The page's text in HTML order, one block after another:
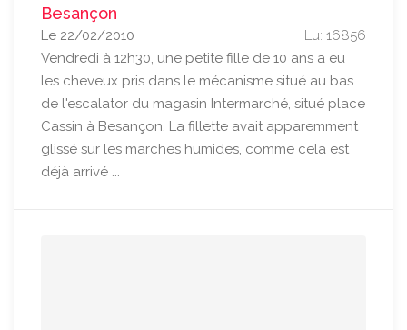
Besançon
Lu: 16856
Le 22/02/2010
Vendredi à 12h30, une petite fille de 10 ans a eu
les cheveux pris dans le mécanisme situé au bas
de l'escalator du magasin Intermarché, situé place
Cassin à Besançon. La fillette avait apparemment
glissé sur les marches humides, comme cela est
déjà arrivé ...